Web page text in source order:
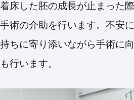
着床した胚の成長が止まった
手術の介助を行います。不安
持ちに寄り添いながら手術に
も行います。